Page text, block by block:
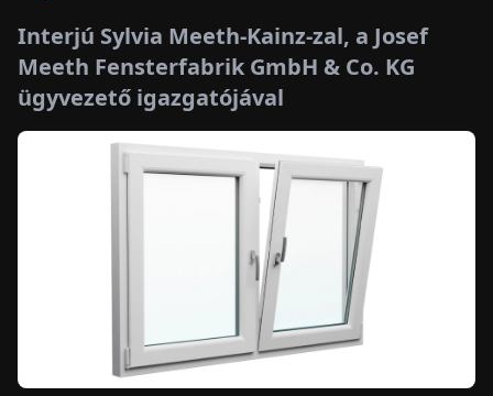
E-
Interjú Sylvia Meeth-Kainz-zal, a Josef
Meeth Fensterfabrik GmbH & Co. KG
ügyvezető igazgatójával